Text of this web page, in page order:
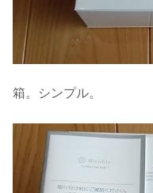
箱。シンプル。